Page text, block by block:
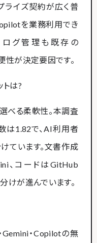
イズ契約が広く普
を業務利用でき
ログ管理も既存の
が決定要因です。
は?
べる柔軟性。本調査
は1.82で、AI利用者
ています。文書作成
、コードはGitHub
けが進んでいます。
・Copilotの無